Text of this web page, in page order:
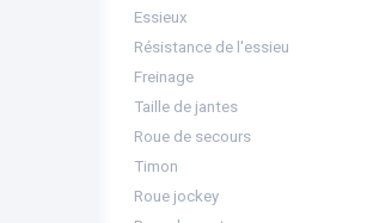
Essieux
Résistance de l'essieu
Freinage
Taille de jantes
Roue de secours
Timon
Roue jockey